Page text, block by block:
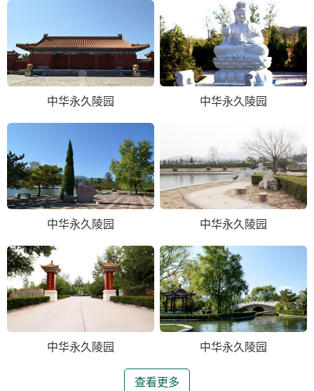
中华永久陵园 中华永久陵园
中华永久陵园 中华永久陵园
中华永久陵园 中华永久陵园
查看更多